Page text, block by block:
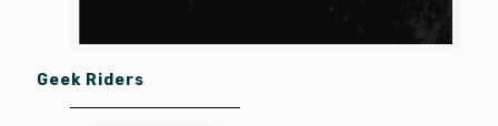
Geek Riders